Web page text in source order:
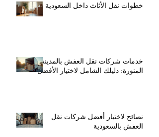
خطوات نقل الأثاث داخل السعودية
خدمات شركات نقل العفش بالمدينة
المنورة: دليلك الشامل لاختيار الأفضل
نصائح لاختيار أفضل شركات نقل
العفش بالسعودية